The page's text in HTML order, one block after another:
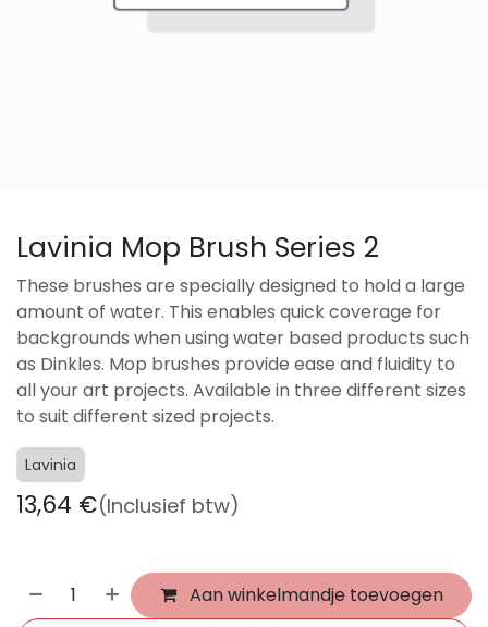
Lavinia Mop Brush Series 2
These brushes are specially designed to hold a large
amount of water. This enables quick coverage for
backgrounds when using water based products such
as Dinkles. Mop brushes provide ease and fluidity to
all your art projects. Available in three different sizes
to suit different sized projects.
Lavinia
13,64 €(Inclusief btw)
Aan winkelmandje toevoegen